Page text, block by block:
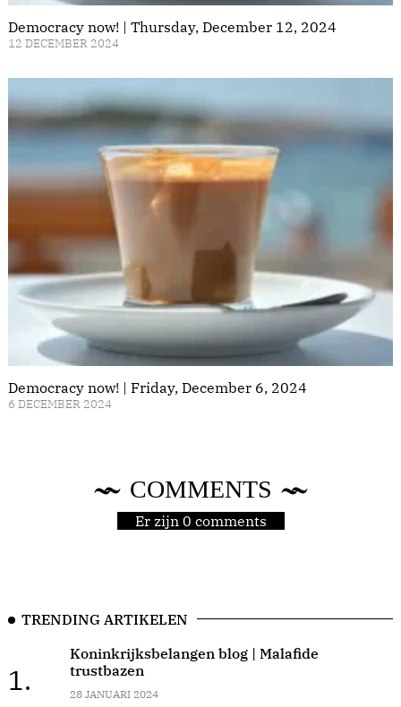
Democracy now! | Thursday, December 12, 2024
12 DECEMBER 2024
Democracy now! | Friday, December 6, 2024
6 DECEMBER 2024
COMMENTS
Er zijn 0 comments
TRENDING ARTIKELEN
1.
Koninkrijksbelangen blog | Malafide
trustbazen
28 JANUARI 2024